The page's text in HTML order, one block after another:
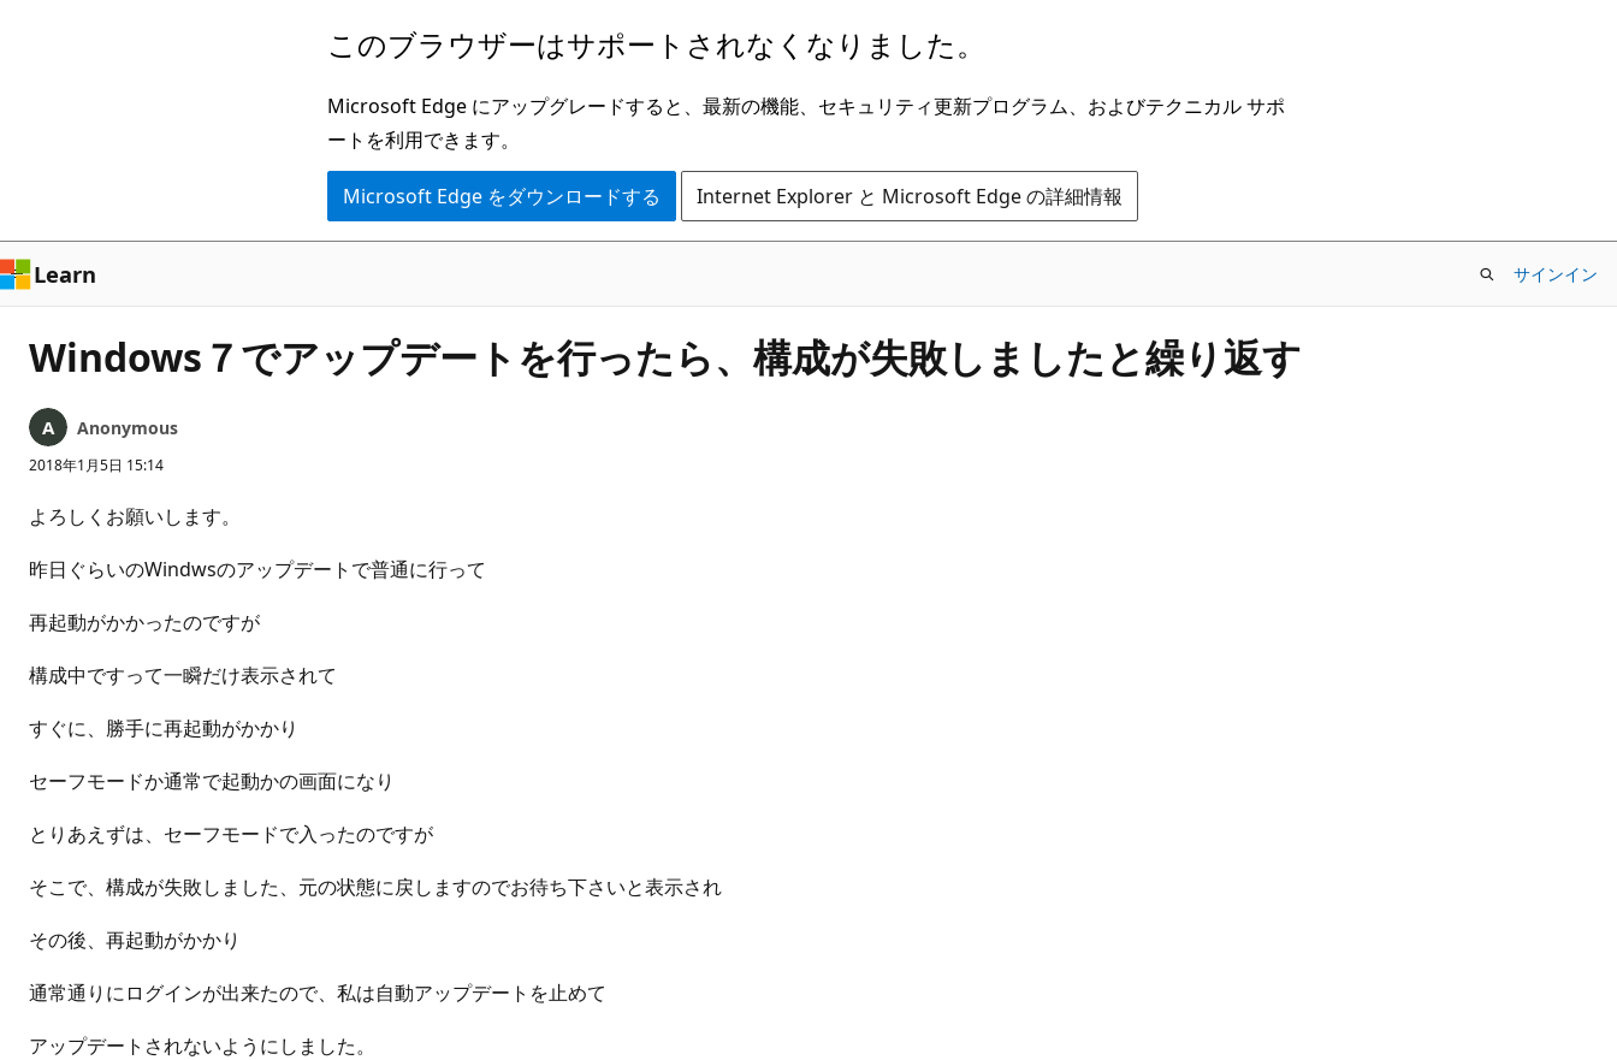
ン
ツ
に
ス
キ
ッ
プ
このブラウザーはサポートされなくなりました。
Microsoft Edge にアップグレードすると、最新の機能、セキュリティ更新プログラム、およびテクニカル サポ
ートを利用できます。
Microsoft Edge をダウンロードする Internet Explorer と Microsoft Edge の詳細情報
Learn サインイン
Windows７でアップデートを行ったら、構成が失敗しましたと繰り返す
Anonymous
2018年1月5日 15:14
よろしくお願いします。
昨日ぐらいのWindwsのアップデートで普通に行って
再起動がかかったのですが
構成中ですって一瞬だけ表示されて
すぐに、勝手に再起動がかかり
セーフモードか通常で起動かの画面になり
とりあえずは、セーフモードで入ったのですが
そこで、構成が失敗しました、元の状態に戻しますのでお待ち下さいと表示され
その後、再起動がかかり
通常通りにログインが出来たので、私は自動アップデートを止めて
アップデートされないようにしました。